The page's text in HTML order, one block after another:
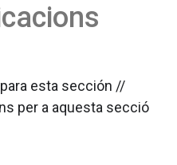
esta sección //
per a aquesta secció